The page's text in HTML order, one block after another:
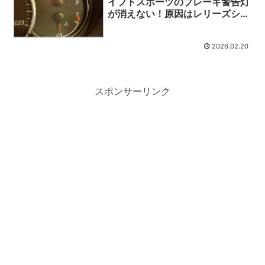
が消えない！原因はレリーズシリ
2026.02.20
スポンサーリンク